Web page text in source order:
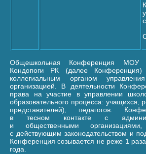
Общешкольная Конференция
Кондопоги РК (далее
коллегиальным органом
организацией. В деятельности
права на участие в управлении
образовательного процесса: учащихся,
представителей), педагогов.
в тесном контакте с
и общественными
с действующим законодательством и
Конференция созывается не реже 1
года.